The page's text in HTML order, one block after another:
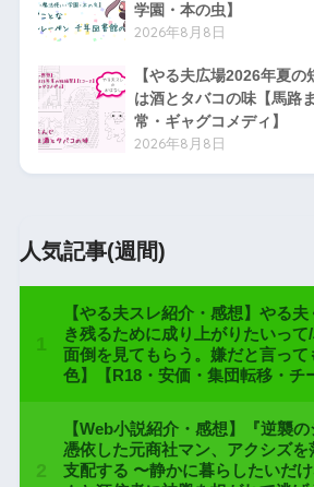
学園・本の虫】
2026年8月8日
【やる夫広場2026年夏
は酒とタバコの味【馬路
常・ギャグコメディ】
2026年8月8日
人気記事(週間)